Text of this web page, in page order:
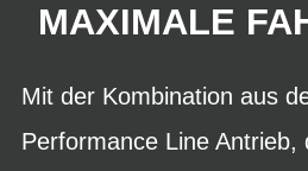
MAXIMALE
Mit der Kombination aus
Performance Line Antrieb,